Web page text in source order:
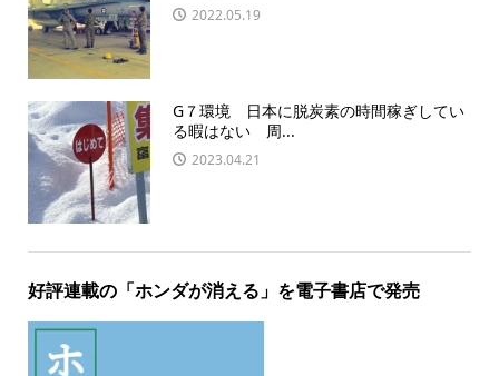
2022.05.19
G７環境 日本に脱炭素の時間稼ぎしてい
る暇はない 周...
2023.04.21
好評連載の「ホンダが消える」を電子書店で発売